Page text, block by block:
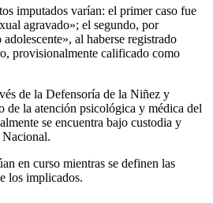
imputados varían: el primer caso fue
agravado»; el segundo, por
al haberse registrado
provisionalmente calificado como
de la Defensoría de la Niñez y
de la atención psicológica y médica del
se encuentra bajo custodia y
Nacional.
en curso mientras se definen las
los implicados.